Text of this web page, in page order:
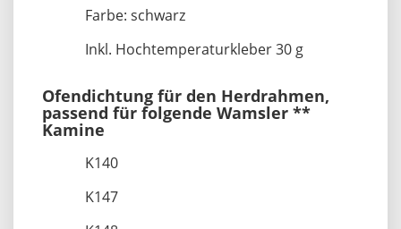
Farbe: schwarz
Inkl. Hochtemperaturkleber 30 g
Ofendichtung für den Herdrahmen,
passend für folgende Wamsler **
Kamine
K140
K147